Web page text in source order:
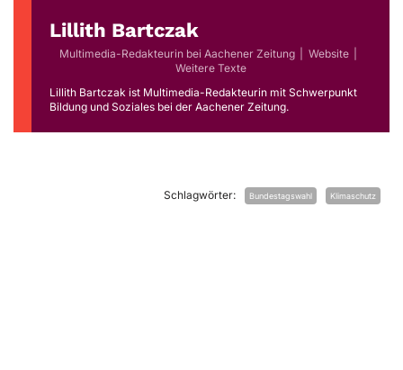
Lillith Bartczak
Multimedia-Redakteurin bei Aachener Zeitung Website
Weitere Texte
Lillith Bartczak ist Multimedia-Redakteurin mit Schwerpunkt
Bildung und Soziales bei der Aachener Zeitung.
Schlagwörter: Bundestagswahl Klimaschutz